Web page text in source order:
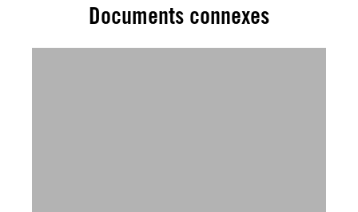
Documents connexes